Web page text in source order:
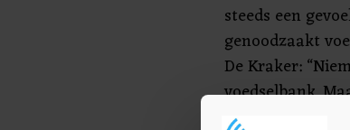
steeds een
genoodzaakt
De Kraker:
voedselbank.
graag door aan